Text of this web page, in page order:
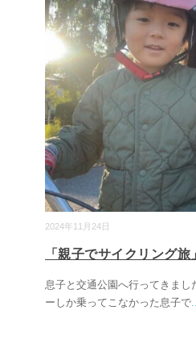
2024年11月24日
「親子でサイクリング旅
息子と交通公園へ行ってきまし
ーしか乗ってこなかった息子で